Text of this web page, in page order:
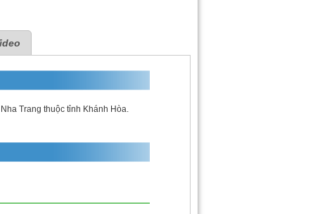
Trang thuộc tỉnh Khánh Hòa.